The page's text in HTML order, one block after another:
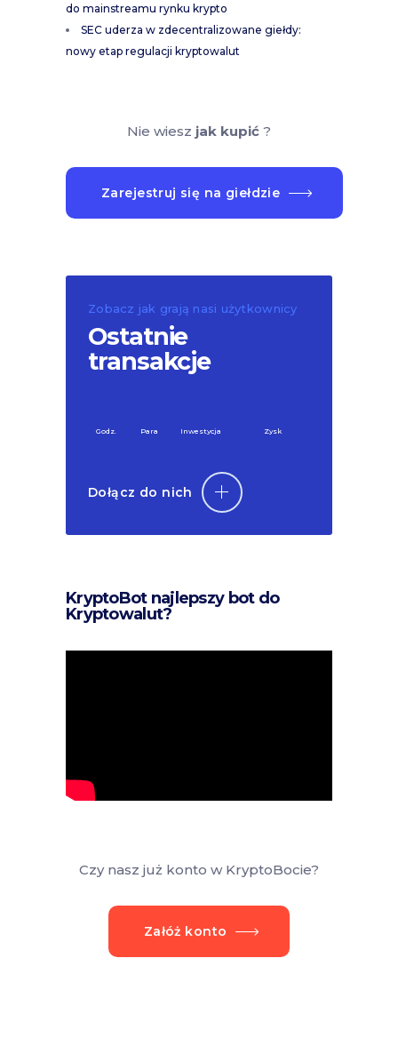
do mainstreamu rynku krypto
SEC uderza w zdecentralizowane giełdy:
nowy etap regulacji kryptowalut
Nie wiesz jak kupić?
Zarejestruj się na giełdzie
Zobacz jak grają nasi użytkownicy
Ostatnie
transakcje
Godz. Para Inwestycja Zysk
Dołącz do nich
KryptoBot najlepszy bot do
Kryptowalut?
Czy nasz już konto w KryptoBocie?
Załóż konto